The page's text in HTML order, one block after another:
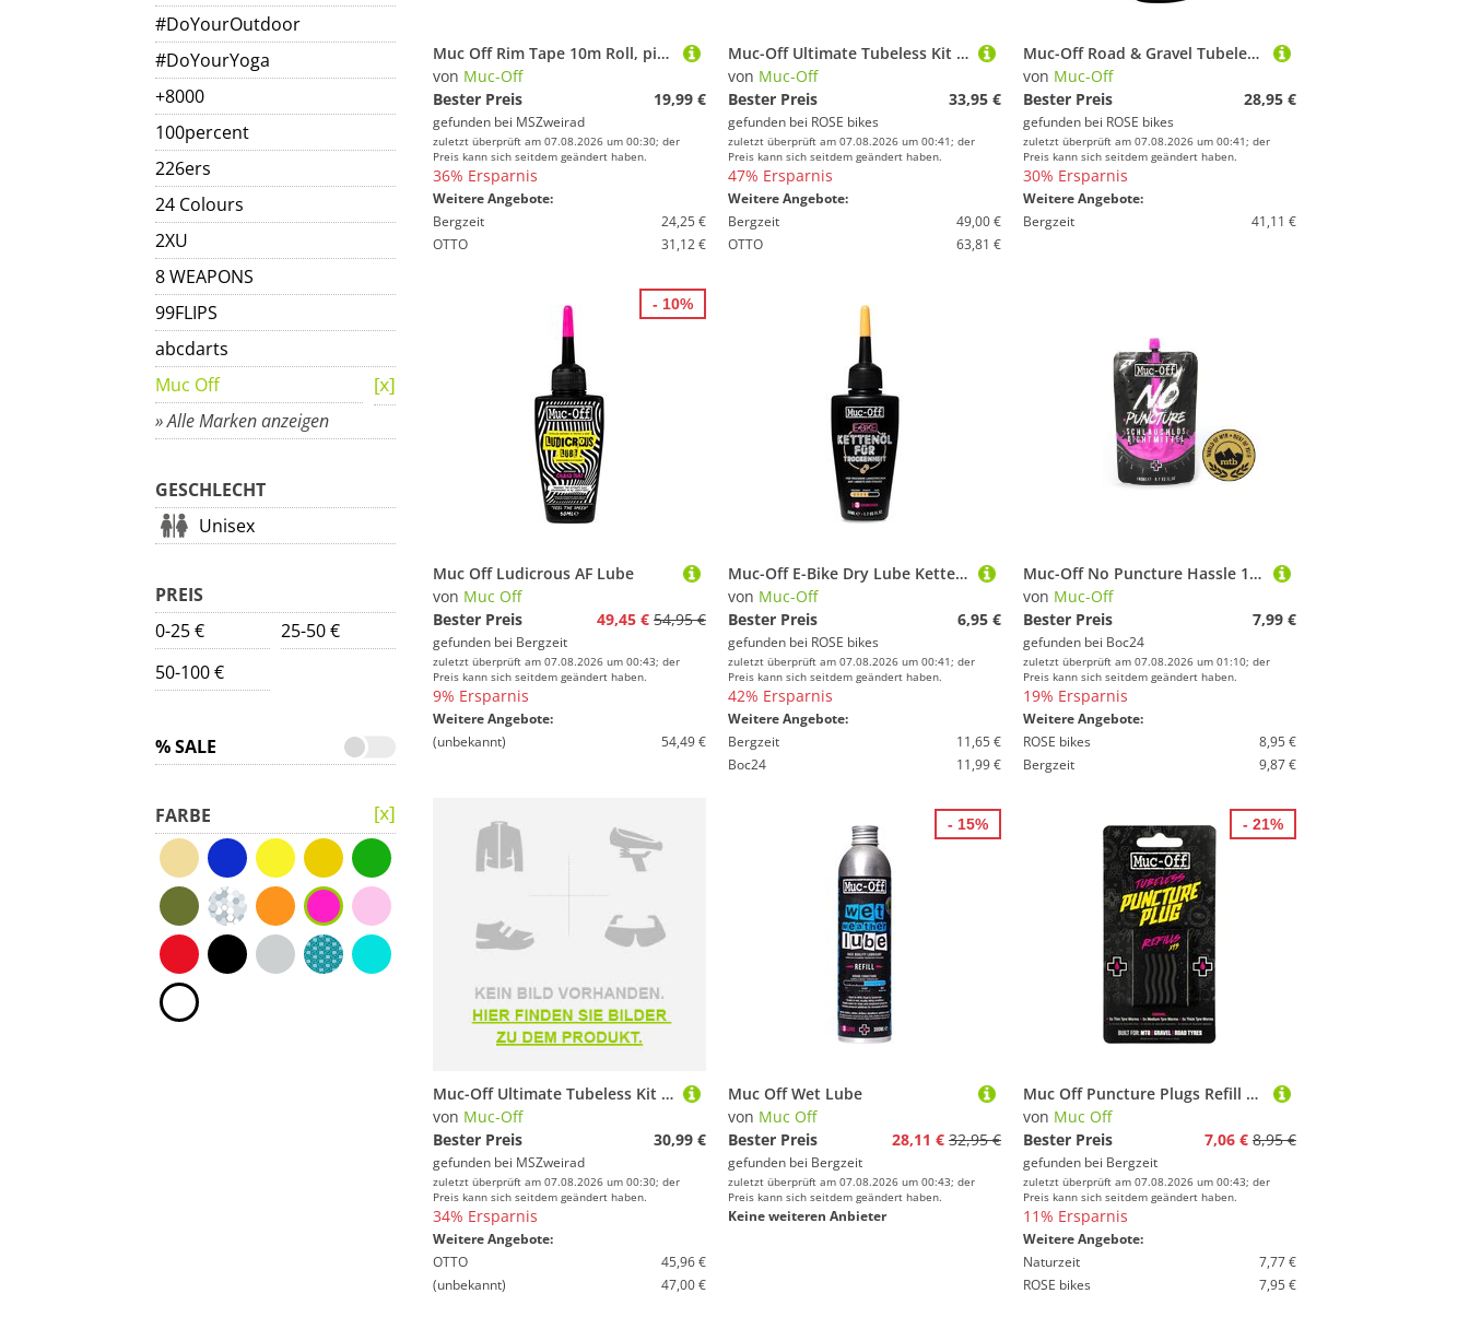
#DoYourOutdoor
#DoYourYoga
+8000
100percent
226ers
24 Colours
2XU
8 WEAPONS
99FLIPS
abcdarts
Muc Off
» Alle Marken anzeigen
GESCHLECHT
Unisex
PREIS
0-25 €
25-50 €
50-100 €
% SALE
FARBE
Muc Off Rim Tape 10m Roll, pink - 25 mm
von Muc-Off
Bester Preis
19,99 €
gefunden bei MSZweirad
zuletzt überprüft am 07.08.2026 um 00:30; der
Preis kann sich seitdem geändert haben.
36% Ersparnis
Weitere Angebote:
Bergzeit
24,25 €
OTTO
31,12 €
Muc-Off Ultimate Tubeless Kit Road/Gravel/CX
von Muc-Off
Bester Preis
33,95 €
gefunden bei ROSE bikes
zuletzt überprüft am 07.08.2026 um 00:41; der
Preis kann sich seitdem geändert haben.
47% Ersparnis
Weitere Angebote:
Bergzeit
49,00 €
OTTO
63,81 €
Muc-Off Road & Gravel Tubeless Dichtmilch
von Muc-Off
Bester Preis
28,95 €
gefunden bei ROSE bikes
zuletzt überprüft am 07.08.2026 um 00:41; der
Preis kann sich seitdem geändert haben.
30% Ersparnis
Weitere Angebote:
Bergzeit
41,11 €
Muc Off Ludicrous AF Lube
von Muc Off
Bester Preis
49,45 € 54,95 €
gefunden bei Bergzeit
zuletzt überprüft am 07.08.2026 um 00:43; der
Preis kann sich seitdem geändert haben.
9% Ersparnis
Weitere Angebote:
(unbekannt)
54,49 €
- 10%
Muc-Off E-Bike Dry Lube Kettenschmiermittel
von Muc-Off
Bester Preis
6,95 €
gefunden bei ROSE bikes
zuletzt überprüft am 07.08.2026 um 00:41; der
Preis kann sich seitdem geändert haben.
42% Ersparnis
Weitere Angebote:
Bergzeit
11,65 €
Boc24
11,99 €
Muc-Off No Puncture Hassle 140 ml
von Muc-Off
Bester Preis
7,99 €
gefunden bei Boc24
zuletzt überprüft am 07.08.2026 um 01:10; der
Preis kann sich seitdem geändert haben.
19% Ersparnis
Weitere Angebote:
ROSE bikes
8,95 €
Bergzeit
9,87 €
Muc-Off Ultimate Tubeless Kit verschiedene Größen - XC/Gravel 60mm
von Muc-Off
Bester Preis
30,99 €
gefunden bei MSZweirad
zuletzt überprüft am 07.08.2026 um 00:30; der
Preis kann sich seitdem geändert haben.
34% Ersparnis
Weitere Angebote:
OTTO
45,96 €
(unbekannt)
47,00 €
Muc Off Wet Lube
von Muc Off
Bester Preis
28,11 € 32,95 €
gefunden bei Bergzeit
zuletzt überprüft am 07.08.2026 um 00:43; der
Preis kann sich seitdem geändert haben.
Keine weiteren Anbieter
- 15%
Muc Off Puncture Plugs Refill Pack
von Muc Off
Bester Preis
7,06 € 8,95 €
gefunden bei Bergzeit
zuletzt überprüft am 07.08.2026 um 00:43; der
Preis kann sich seitdem geändert haben.
11% Ersparnis
Weitere Angebote:
Naturzeit
7,77 €
ROSE bikes
7,95 €
- 21%